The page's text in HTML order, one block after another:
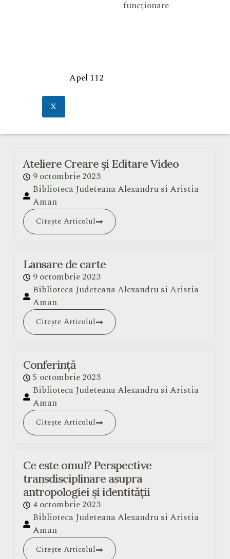
funcționare
Apel 112
X
Ateliere Creare și Editare Video
9 octombrie 2023
Biblioteca Judeteana Alexandru si Aristia
Aman
Citește Articolul
Lansare de carte
9 octombrie 2023
Biblioteca Judeteana Alexandru si Aristia
Aman
Citește Articolul
Conferință
5 octombrie 2023
Biblioteca Judeteana Alexandru si Aristia
Aman
Citește Articolul
Ce este omul? Perspective
transdisciplinare asupra
antropologiei și identității
4 octombrie 2023
Biblioteca Judeteana Alexandru si Aristia
Aman
Citește Articolul